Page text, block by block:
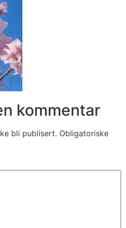
kommentar
bli publisert. Obligatoriske